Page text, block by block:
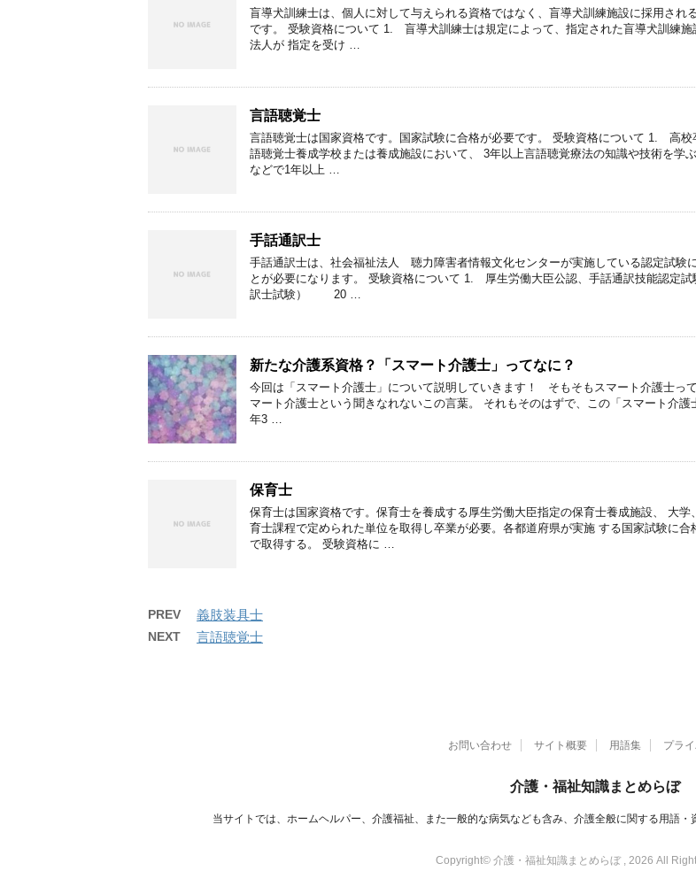
盲導犬訓練士は、個人に対して与えられる資格ではなく、盲導犬訓練施設に採用され
です。 受験資格について 1. 盲導犬訓練士は規定によって、指定された盲導犬訓練施
法人が 指定を受け …
言語聴覚士
言語聴覚士は国家資格です。国家試験に合格が必要です。 受験資格について 1. 高校
語聴覚士養成学校または養成施設において、 3年以上言語聴覚療法の知識や技術を
などで1年以上 …
手話通訳士
手話通訳士は、社会福祉法人 聴力障害者情報文化センターが実施している認定試験
とが必要になります。 受験資格について 1. 厚生労働大臣公認、手話通訳技能認定試
訳士試験） 20 …
新たな介護系資格？「スマート介護士」ってなに？
今回は「スマート介護士」について説明していきます！ そもそもスマート介護士っ
マート介護士という聞きなれないこの言葉。 それもそのはずで、この「スマート介護
年3 …
保育士
保育士は国家資格です。保育士を養成する厚生労働大臣指定の保育士養成施設、 大学
育士課程で定められた単位を取得し卒業が必要。各都道府県が実施 する国家試験に合
で取得する。 受験資格に …
PREV 義肢装具士
NEXT 言語聴覚士
お問い合わせ サイト概要 用語集 プラ
介護・福祉知識まとめらぼ
当サイトでは、ホームヘルパー、介護福祉、また一般的な病気なども含み、介護全般に関する用語
Copyright© 介護・福祉知識まとめらぼ , 2026 All